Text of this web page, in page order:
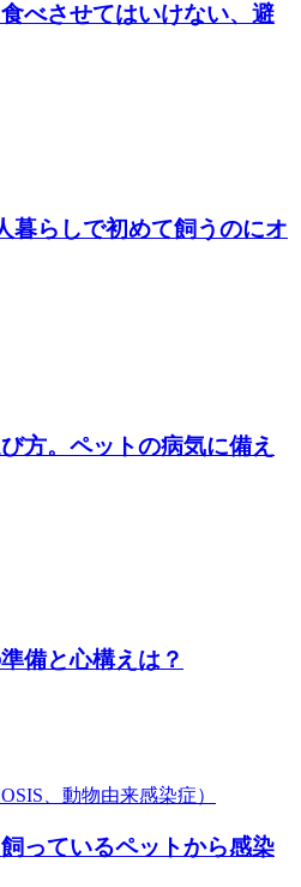
べさせてはいけない、避
暮らしで初めて飼うのにオ
方。ペットの病気に備え
備と心構えは？
っているペットから感染